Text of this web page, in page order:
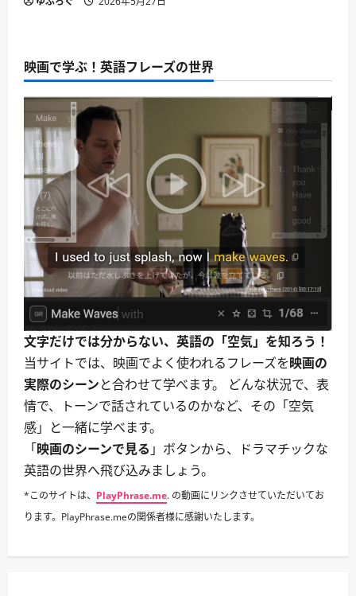
映画で学ぶ！英語フレーズの世界
文字だけでは分からない、英語の「空気」を知ろう！
当サイトでは、映画でよく使われるフレーズを映画の
実際のシーンと合わせて学べます。 どんな状況で、表
情で、トーンで話されているのかなど、その「空気
感」と一緒に学べます。
「映画のシーンで見る 」ボタンから、ドラマチックな
英語の世界へ飛び込みましょう。
*このサイトは、 PlayPhrase.me. の動画にリンクさせていただいてお
ります。PlayPhrase.meの関係者様に感謝いたします。